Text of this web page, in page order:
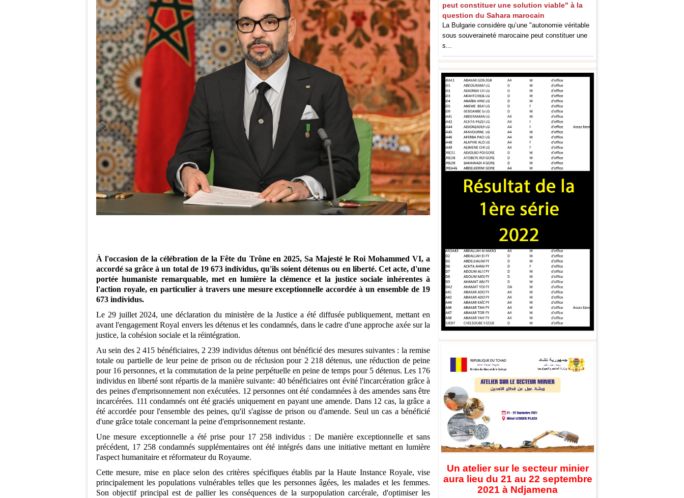
À l'occasion de la célébration de la Fête du Trône en 2025, Sa Majesté le Roi Mohammed VI, a
accordé sa grâce à un total de 19 673 individus, qu'ils soient détenus ou en liberté. Cet acte, d'une
portée humaniste remarquable, met en lumière la clémence et la justice sociale inhérentes à
l'action royale, en particulier à travers une mesure exceptionnelle accordée àun ensemble de 19
673 individus.
Le 29 juillet 2024, une déclaration du ministère de la Justice a été diffusée publiquement, mettant en
avant l'engagement Royal envers les détenus et les condamnés, dans le cadre d'une approche axée sur la
justice, la cohésion sociale et la réintégration.
Au sein des 2 415 bénéficiaires, 2 239 individus détenus ont bénéficié des mesures suivantes : la remise
totale ou partielle de leur peine de prison ou de réclusion pour 2 218 détenus, une réduction de peine
pour 16 personnes, et la commutation de la peine perpétuelle en peine de temps pour 5 détenus. Les 176
individus en liberté sont répartis de la manière suivante: 40 bénéficiaires ont évité l'incarcération grâce à
des peines d'emprisonnement non exécutées. 12 personnes ont été condamnées à des amendes sans être
incarcérées. 111 condamnés ont été graciés uniquement en payant une amende. Dans 12 cas, la grâce a
été accordée pour l'ensemble des peines, qu'il s'agisse de prison ou d'amende. Seul un cas a bénéficié
d'une grâce totale concernant la peine d'emprisonnement restante.
Une mesure exceptionnelle a été prise pour 17 258 individus : De manière exceptionnelle et sans
précédent, 17 258 condamnés supplémentaires ont été intégrés dans une initiative mettant en lumière
l'aspect humanitaire et réformateur du Royaume.
Cette mesure, mise en place selon des critères spécifiques établis par la Haute Instance Royale, vise
principalement les populations vulnérables telles que les personnes âgées, les malades et les femmes.
Son objectif principal est de pallier les conséquences de la surpopulation carcérale, d'optimiser les
peut constituer une solution viable" à la
question du Sahara marocain
La Bulgarie considère qu’une "autonomie véritable
sous souveraineté marocaine peut constituer une
s...
Un atelier sur le secteur minier
aura lieu du 21 au 22 septembre
2021 à Ndjamena